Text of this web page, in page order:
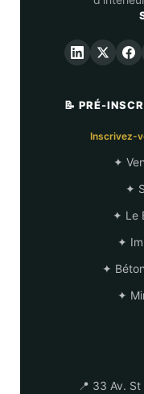
📝 PRÉ-
Inscrivez-
✦
✦
✦ Le
✦
✦
✦
📍 33 Av.